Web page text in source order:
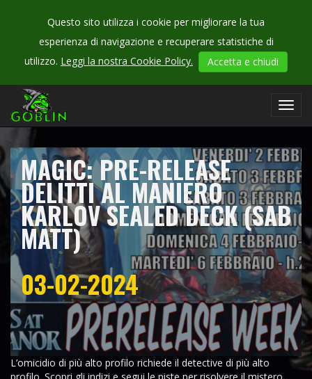
Questo sito utilizza i cookie per migliorare la tua
esperienza di navigazione e recuperare statistiche di
utilizzo. Leggi la nostra Cookie Policy. Accetta e chiudi
CHECK
OUR
MAGIC: PRE-RELEASE
DELITTI AL MANIERO
KARLOV SEALED DECK (SAB
MATT)
03-02-2024
L’omicidio di più alto profilo richiede il detective di più alto